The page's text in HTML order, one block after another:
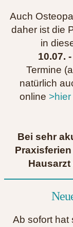
Auch
daher ist die
in
10.07.
Termine
natürlich
online
Bei sehr
Ab sofort hat